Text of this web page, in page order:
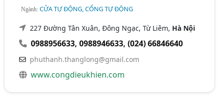
Ngành:CỬA TỰ ĐỘNG, CỔNG TỰ ĐỘNG
227 Đường Tân Xuân, Đông Ngạc, Từ Liêm, Hà Nội
0988956633,0988946633,(024) 66846640
phuthanh.thanglong@gmail.com
www.congdieukhien.com